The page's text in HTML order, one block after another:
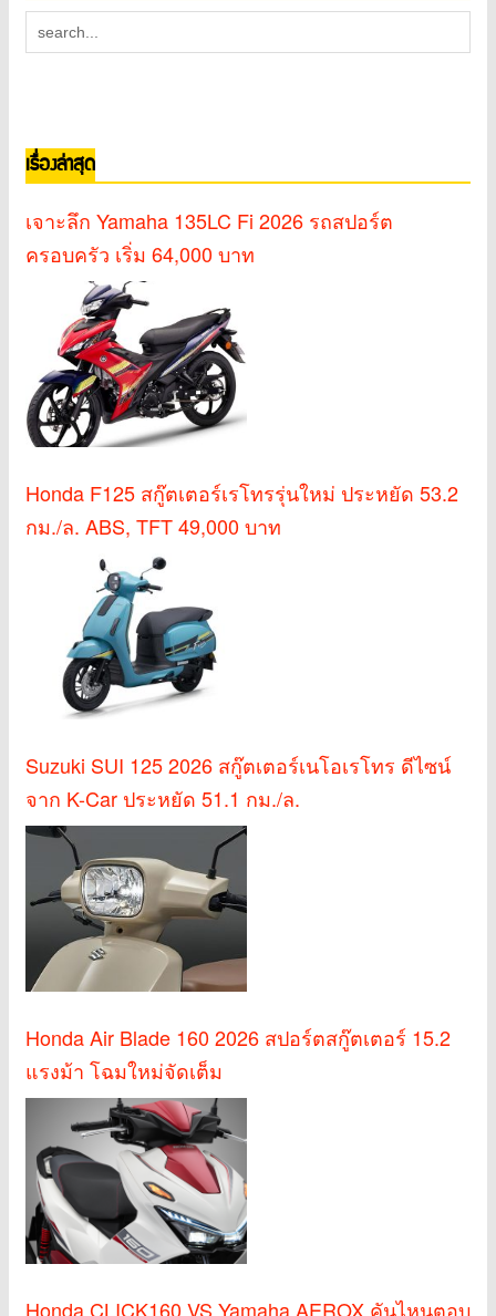
เรื่องล่าสุด
เจาะลึก Yamaha 135LC Fi 2026 รถสปอร์ต
ครอบครัว เริ่ม 64,000 บาท
Honda F125 สกู๊ตเตอร์เรโทรรุ่นใหม่ ประหยัด 53.2
กม./ล. ABS, TFT 49,000 บาท
Suzuki SUI 125 2026 สกู๊ตเตอร์เนโอเรโทร ดีไซน์
จาก K-Car ประหยัด 51.1 กม./ล.
Honda Air Blade 160 2026 สปอร์ตสกู๊ตเตอร์ 15.2
แรงม้า โฉมใหม่จัดเต็ม
Honda CLICK160 VS Yamaha AEROX คันไหนตอบ